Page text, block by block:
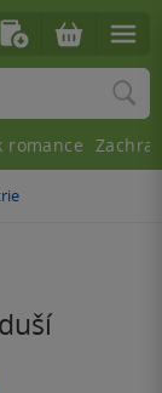
romance